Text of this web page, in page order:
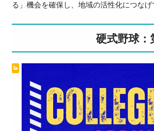
る」機会を確保し、地域の活性化につな
硬式野球